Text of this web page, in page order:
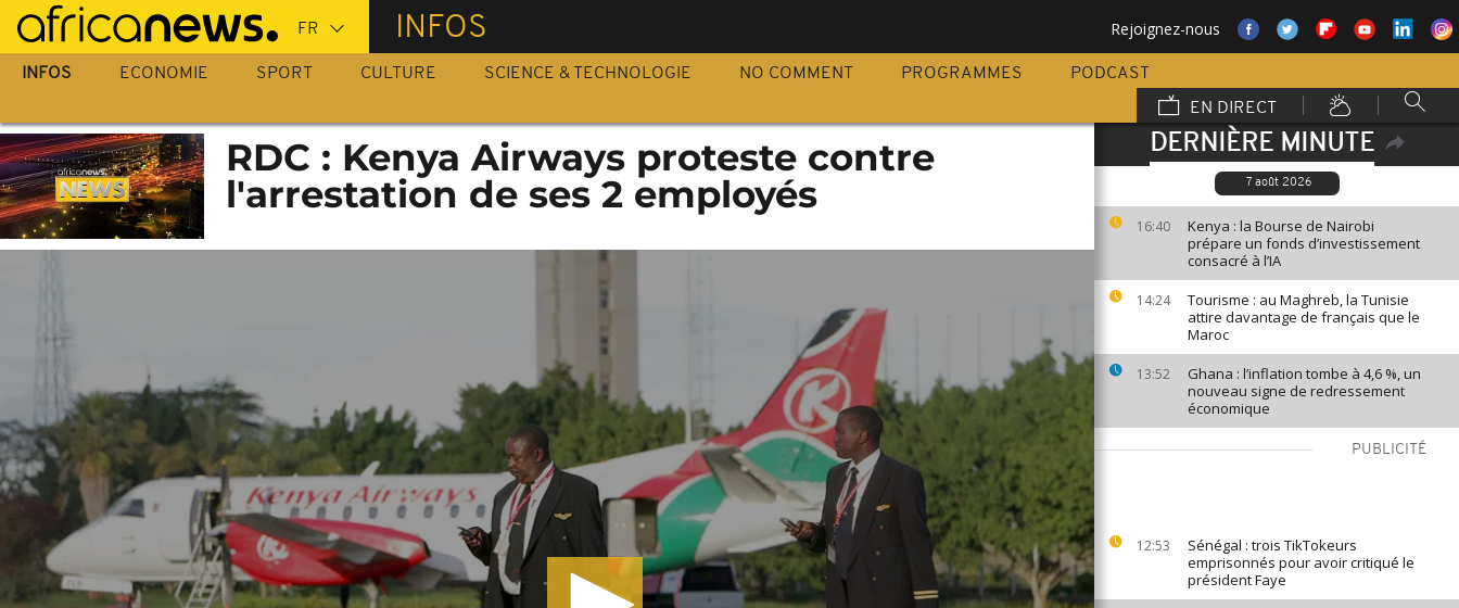
Passer
au
contenu
INFOS Rejoignez-nous
INFOS ECONOMIE SPORT CULTURE SCIENCE & TECHNOLOGIE NO COMMENT PROGRAMMES
PODCAST
EN DIRECT
DERNIÈRE MINUTE
7 août 2026
16:40
Kenya : la Bourse de Nairobi
prépare un fonds d’investissement
consacré à l’IA
14:24
Tourisme : au Maghreb, la Tunisie
attire davantage de français que le
Maroc
13:52
Ghana : l’inflation tombe à 4,6 %, un
nouveau signe de redressement
économique
PUBLICITÉ
12:53
Sénégal : trois TikTokeurs
emprisonnés pour avoir critiqué le
président Faye
RDC : Kenya Airways proteste contre
l'arrestation de ses 2 employés